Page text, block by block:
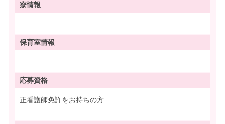
寮情報
保育室情報
応募資格
正看護師免許をお持ちの方